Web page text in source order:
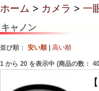
ホーム > カメラ > 一
キャノン
並び順： 安い順| 高い順 在
1 から 20 を表示中 (商品の数： 40